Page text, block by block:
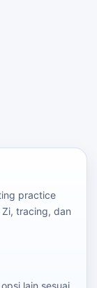
practice
tracing, dan
lain sesuai